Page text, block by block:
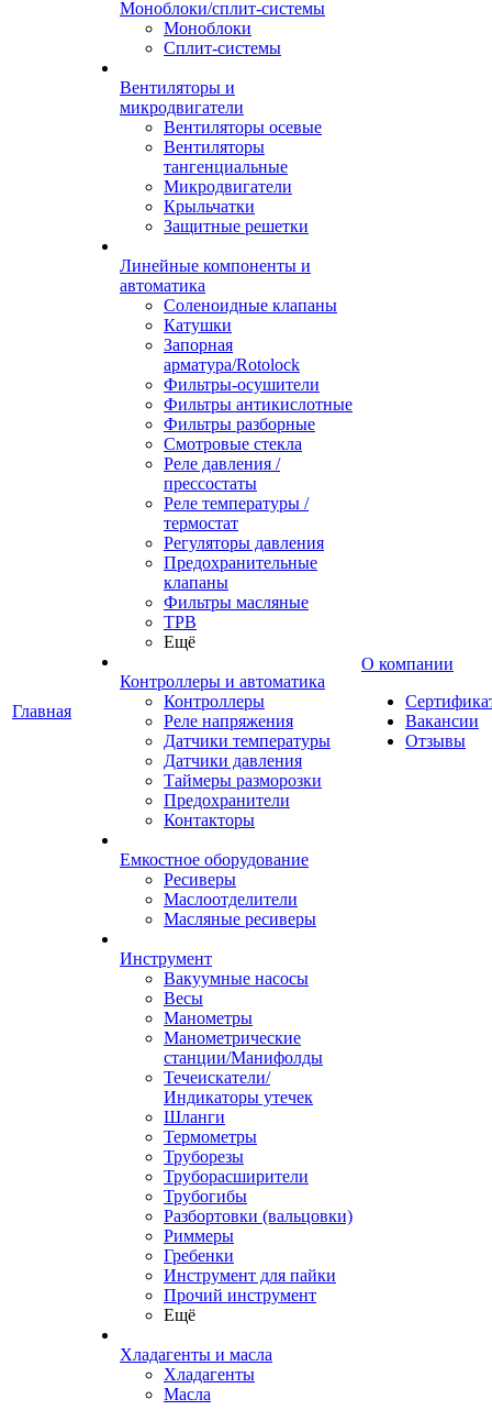
Главная
Моноблоки/сплит-системы
Моноблоки
Сплит-системы
Вентиляторы и
микродвигатели
Вентиляторы осевые
Вентиляторы
тангенциальные
Микродвигатели
Крыльчатки
Защитные решетки
Линейные компоненты и
автоматика
Соленоидные клапаны
Катушки
Запорная
арматура/Rotolock
Фильтры-осушители
Фильтры антикислотные
Фильтры разборные
Смотровые стекла
Реле давления /
прессостаты
Реле температуры /
термостат
Регуляторы давления
Предохранительные
клапаны
Фильтры масляные
ТРВ
Ещё
Контроллеры и автоматика
Контроллеры
Реле напряжения
Датчики температуры
Датчики давления
Таймеры разморозки
Предохранители
Контакторы
Емкостное оборудование
Ресиверы
Маслоотделители
Масляные ресиверы
Инструмент
Вакуумные насосы
Весы
Манометры
Манометрические
станции/Манифолды
Течеискатели/
Индикаторы утечек
Шланги
Термометры
Труборезы
Труборасширители
Трубогибы
Разбортовки (вальцовки)
Риммеры
Гребенки
Инструмент для пайки
Прочий инструмент
Ещё
Хладагенты и масла
Хладагенты
Масла
О компании
Вакансии
Отзывы